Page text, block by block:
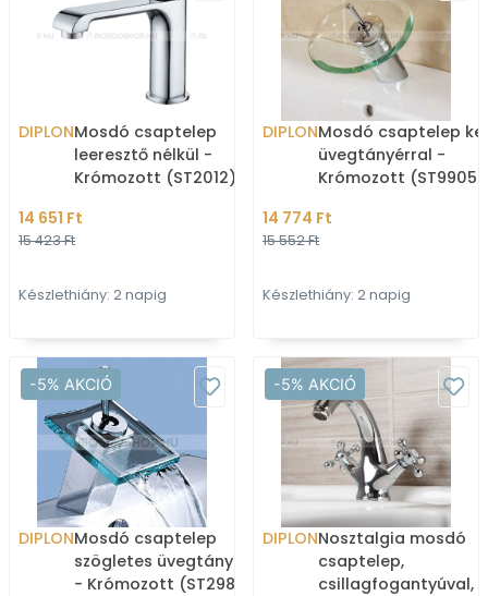
DIPLONMosdó csaptelep
leeresztő nélkül -
Krómozott (ST2012)
14 651 Ft
15 423 Ft
Készlethiány: 2 napig
DIPLONMosdó csaptelep
üvegtányérral -
Krómozott (ST9905)
14 774 Ft
15 552 Ft
Készlethiány: 2 napig
-5% AKCIÓ
DIPLONMosdó csaptelep
szögletes üvegtányérral
- Krómozott (ST2982)
-5% AKCIÓ
DIPLONNosztalgia mosdó
csaptelep,
csillagfogantyúval,